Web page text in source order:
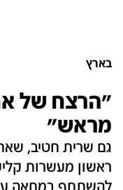
בארץ
"הרצח של
מראש"‎
גם שרית חטיב,
ראשון מעשרות